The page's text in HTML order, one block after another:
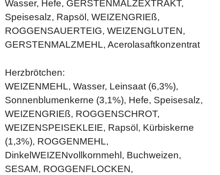
Wasser, Hefe, GERSTENMALZEXTRAKT,
Speisesalz, Rapsöl, WEIZENGRIEß,
ROGGENSAUERTEIG, WEIZENGLUTEN,
GERSTENMALZMEHL, Acerolasaftkonzentrat
Herzbrötchen:
WEIZENMEHL, Wasser, Leinsaat (6,3%),
Sonnenblumenkerne (3,1%), Hefe, Speisesalz,
WEIZENGRIEß, ROGGENSCHROT,
WEIZENSPEISEKLEIE, Rapsöl, Kürbiskerne
(1,3%), ROGGENMEHL,
DinkelWEIZENvollkornmehl, Buchweizen,
SESAM, ROGGENFLOCKEN,